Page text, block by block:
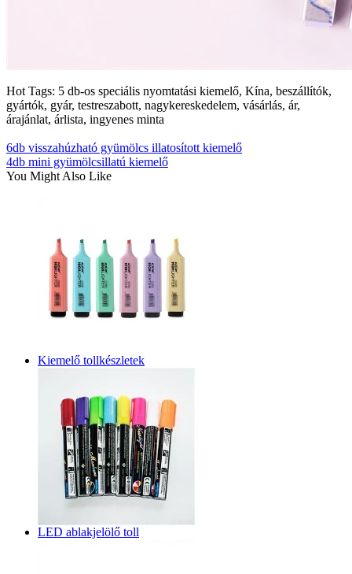
Hot Tags: 5 db-os speciális nyomtatási kiemelő, Kína, beszállítók,
gyártók, gyár, testreszabott, nagykereskedelem, vásárlás, ár,
árajánlat, árlista, ingyenes minta
6db visszahúzható gyümölcs illatosított kiemelő
4db mini gyümölcsillatú kiemelő
You Might Also Like
Kiemelő tollkészletek
LED ablakjelölő toll